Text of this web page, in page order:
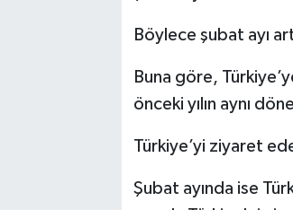
Böylece şubat ayı
Buna göre,
önceki yılın aynı
Türkiye’yi ziyaret
Şubat ayında ise